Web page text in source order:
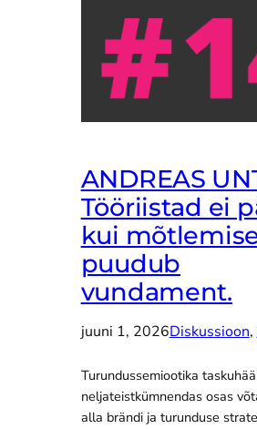
ANDREAS
Tööriistad ei
kui
puudub
vundament.
juuni 1, 2026Diskussioon,
Turundussemiootika
neljateistkümnendas osas
alla brändi ja turunduse